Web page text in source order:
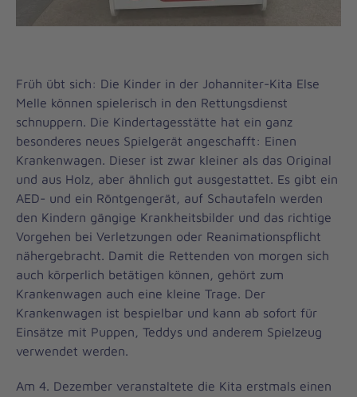
Früh übt sich: Die Kinder in der Johanniter-Kita Else
Melle können spielerisch in den Rettungsdienst
schnuppern. Die Kindertagesstätte hat ein ganz
besonderes neues Spielgerät angeschafft: Einen
Krankenwagen. Dieser ist zwar kleiner als das Original
und aus Holz, aber ähnlich gut ausgestattet. Es gibt ein
AED- und ein Röntgengerät, auf Schautafeln werden
den Kindern gängige Krankheitsbilder und das richtige
Vorgehen bei Verletzungen oder Reanimationspflicht
nähergebracht. Damit die Rettenden von morgen sich
auch körperlich betätigen können, gehört zum
Krankenwagen auch eine kleine Trage. Der
Krankenwagen ist bespielbar und kann ab sofort für
Einsätze mit Puppen, Teddys und anderem Spielzeug
verwendet werden.
Am 4. Dezember veranstaltete die Kita erstmals einen